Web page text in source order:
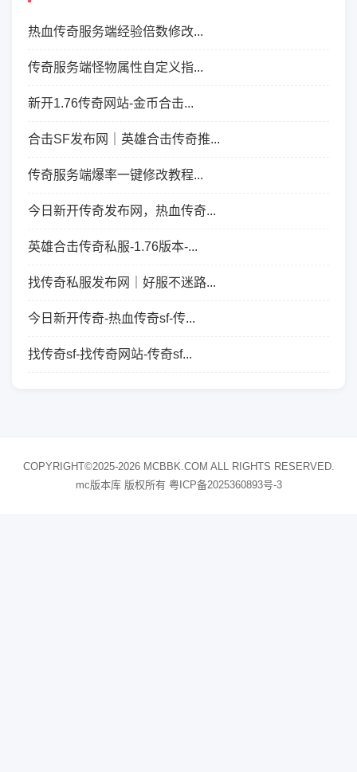
热血传奇服务端经验倍数修改...
传奇服务端怪物属性自定义指...
新开1.76传奇网站-金币合击...
合击SF发布网｜英雄合击传奇推...
传奇服务端爆率一键修改教程...
今日新开传奇发布网，热血传奇...
英雄合击传奇私服-1.76版本-...
找传奇私服发布网｜好服不迷路...
今日新开传奇-热血传奇sf-传...
找传奇sf-找传奇网站-传奇sf...
COPYRIGHT©2025-2026 MCBBK.COM ALL RIGHTS RESERVED.
mc版本库 版权所有 粤ICP备2025360893号-3